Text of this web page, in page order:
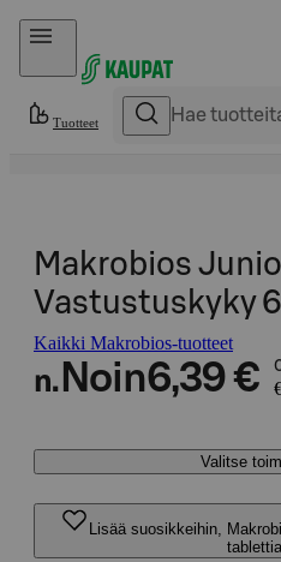
Hyppää sisältöön
Tuotteet
Makrobios
Vastustuskyky
Kaikki Makrobios-tuotteet
n. Noin6,39 €
Valitse
Lisää suosikkeihin,